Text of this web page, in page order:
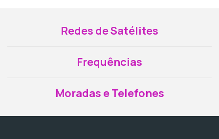
Redes de Satélites
Frequências
Moradas e Telefones